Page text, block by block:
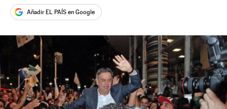
Añadir EL PAÍS en Google